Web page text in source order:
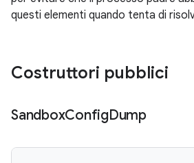
questi elementi quando tenta di
Costruttori pubblici
SandboxConfigDump